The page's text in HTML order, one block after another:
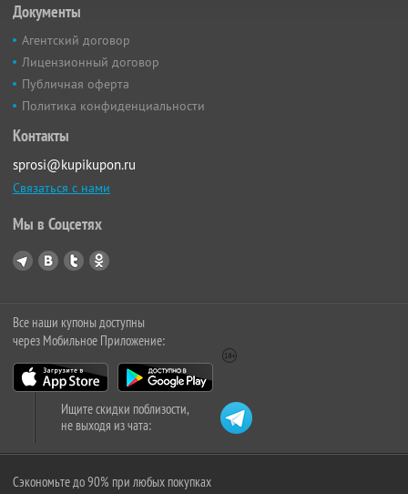
Документы
Агентский договор
Лицензионный договор
Публичная оферта
Политика конфиденциальности
Контакты
sprosi@kupikupon.ru
Связаться с нами
Мы в Соцсетях
Все наши купоны доступны
через Мобильное Приложение:
Ищите скидки поблизости,
не выходя из чата:
Сэкономьте до 90% при любых покупках